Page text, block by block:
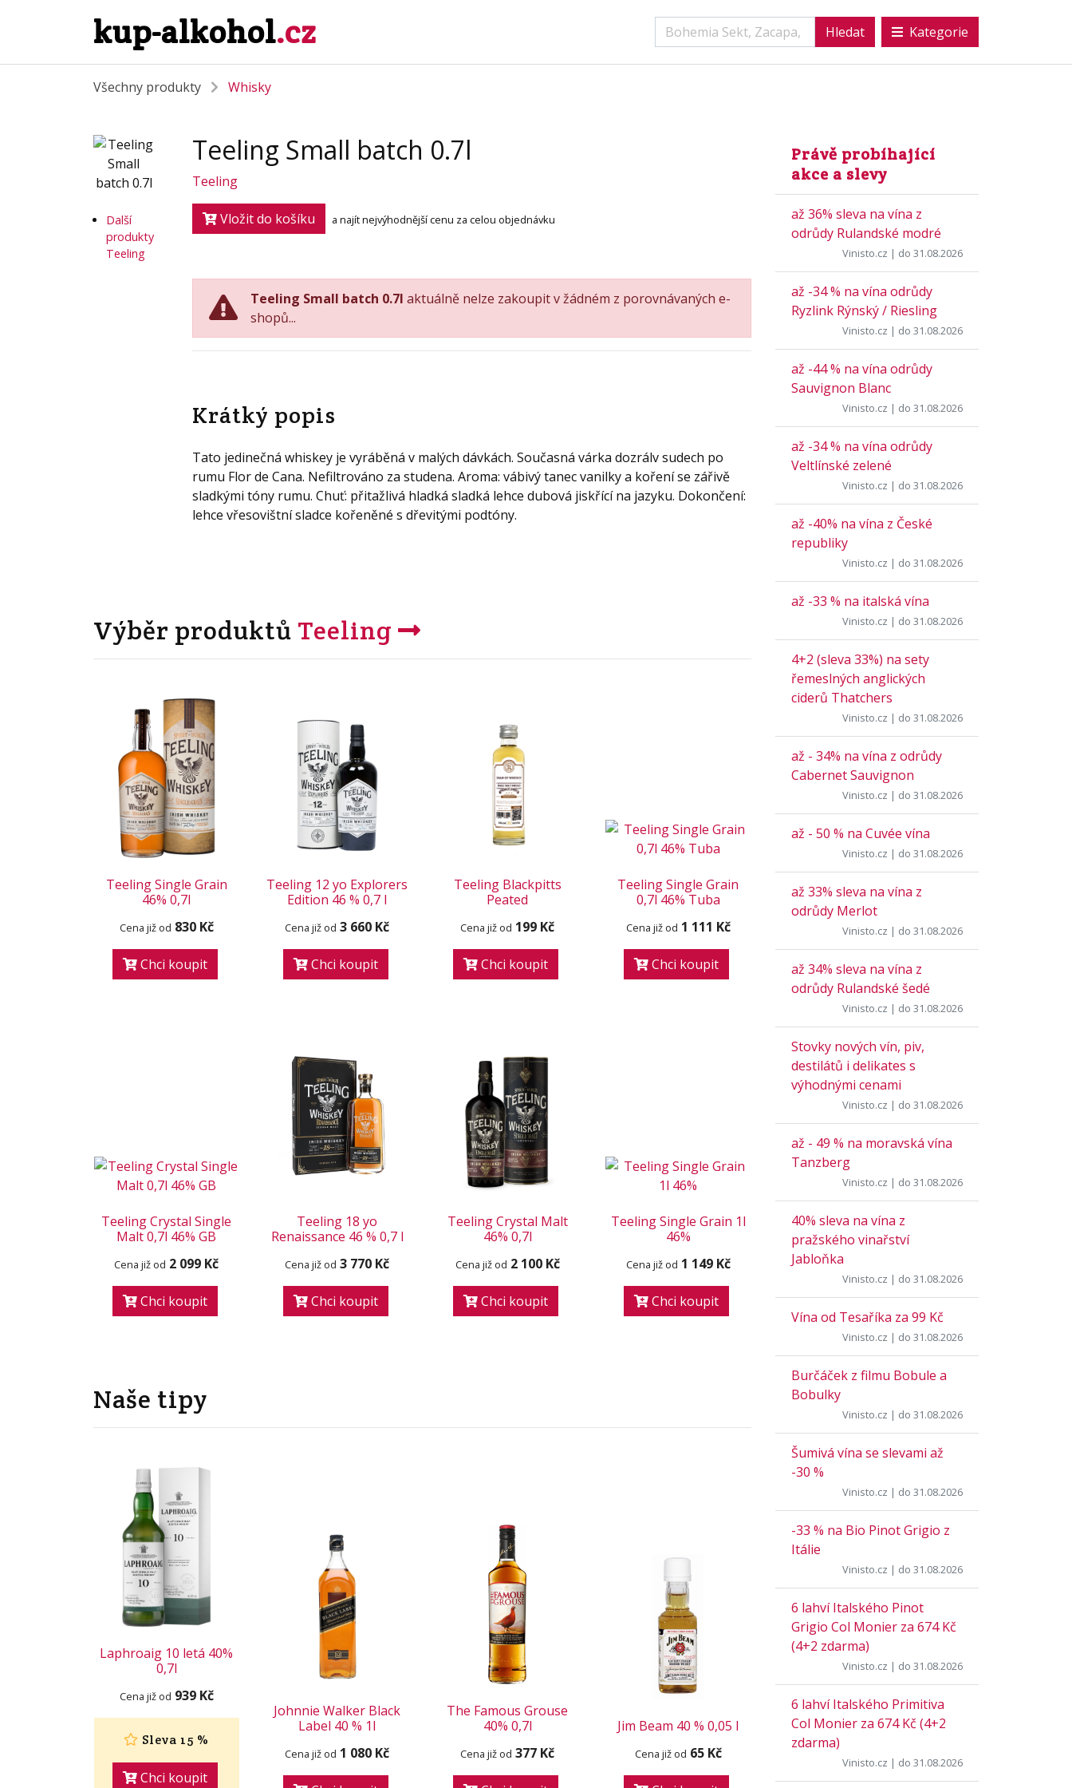
kup-alkohol.cz Kategorie
Všechny produkty Whisky
Další
produkty
Teeling
Teeling Small batch 0.7l
Teeling
Vložit do košíku a najít nejvýhodnější cenu za celou objednávku
Teeling Small batch 0.7l aktuálně nelze zakoupit v žádném z porovnávaných e-
shopů...
Krátký popis
Tato jedinečná whiskey je vyráběná v malých dávkách. Současná várka dozrálv sudech po
rumu Flor de Cana. Nefiltrováno za studena. Aroma: vábivý tanec vanilky a koření se zářivě
sladkými tóny rumu. Chuť: přitažlivá hladká sladká lehce dubová jiskřící na jazyku. Dokončení:
lehce vřesovištní sladce kořeněné s dřevitými podtóny.
Výběr produktů Teeling
Teeling Single Grain
46% 0,7l
Cena již od 830 Kč
Chci koupit
Teeling 12 yo Explorers
Edition 46 % 0,7 l
Cena již od 3 660 Kč
Chci koupit
Teeling Blackpitts
Peated
Cena již od 199 Kč
Chci koupit
Teeling Single Grain
0,7l 46% Tuba
Cena již od 1 111 Kč
Chci koupit
Teeling Crystal Single
Malt 0,7l 46% GB
Cena již od 2 099 Kč
Chci koupit
Teeling 18 yo
Renaissance 46 % 0,7 l
Cena již od 3 770 Kč
Chci koupit
Teeling Crystal Malt
46% 0,7l
Cena již od 2 100 Kč
Chci koupit
Teeling Single Grain 1l
46%
Cena již od 1 149 Kč
Chci koupit
Naše tipy
Laphroaig 10 letá 40%
0,7l
Cena již od 939 Kč
Sleva 15 %
Chci koupit
Johnnie Walker Black
Label 40 % 1l
Cena již od 1 080 Kč
The Famous Grouse
40% 0,7l
Cena již od 377 Kč
Jim Beam 40 % 0,05 l
Cena již od 65 Kč
Právě probíhající
akce a slevy
až 36% sleva na vína z
odrůdy Rulandské modré
Vinisto.cz | do 31.08.2026
až -34 % na vína odrůdy
Ryzlink Rýnský / Riesling
Vinisto.cz | do 31.08.2026
až -44 % na vína odrůdy
Sauvignon Blanc
Vinisto.cz | do 31.08.2026
až -34 % na vína odrůdy
Veltlínské zelené
Vinisto.cz | do 31.08.2026
až -40% na vína z České
republiky
Vinisto.cz | do 31.08.2026
až -33 % na italská vína
Vinisto.cz | do 31.08.2026
4+2 (sleva 33%) na sety
řemeslných anglických
ciderů Thatchers
Vinisto.cz | do 31.08.2026
až - 34% na vína z odrůdy
Cabernet Sauvignon
Vinisto.cz | do 31.08.2026
až - 50 % na Cuvée vína
Vinisto.cz | do 31.08.2026
až 33% sleva na vína z
odrůdy Merlot
Vinisto.cz | do 31.08.2026
až 34% sleva na vína z
odrůdy Rulandské šedé
Vinisto.cz | do 31.08.2026
Stovky nových vín, piv,
destilátů i delikates s
výhodnými cenami
Vinisto.cz | do 31.08.2026
až - 49 % na moravská vína
Tanzberg
Vinisto.cz | do 31.08.2026
40% sleva na vína z
pražského vinařství
Jabloňka
Vinisto.cz | do 31.08.2026
Vína od Tesaříka za 99 Kč
Vinisto.cz | do 31.08.2026
Burčáček z filmu Bobule a
Bobulky
Vinisto.cz | do 31.08.2026
Šumivá vína se slevami až
-30 %
Vinisto.cz | do 31.08.2026
-33 % na Bio Pinot Grigio z
Itálie
Vinisto.cz | do 31.08.2026
6 lahví Italského Pinot
Grigio Col Monier za 674 Kč
(4+2 zdarma)
Vinisto.cz | do 31.08.2026
6 lahví Italského Primitiva
Col Monier za 674 Kč (4+2
zdarma)
Vinisto.cz | do 31.08.2026